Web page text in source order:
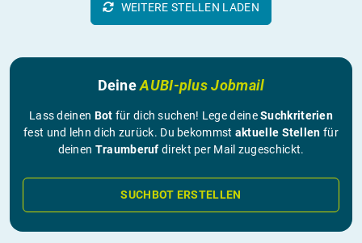
WEITERE STELLEN LADEN
DeineAUBI-plus Jobmail
Lass deinen Bot für dich suchen! Lege deineSuchkriterien
fest und lehn dich zurück. Du bekommst aktuelle Stellen für
deinen Traumberuf direkt per Mail zugeschickt.
SUCHBOT ERSTELLEN